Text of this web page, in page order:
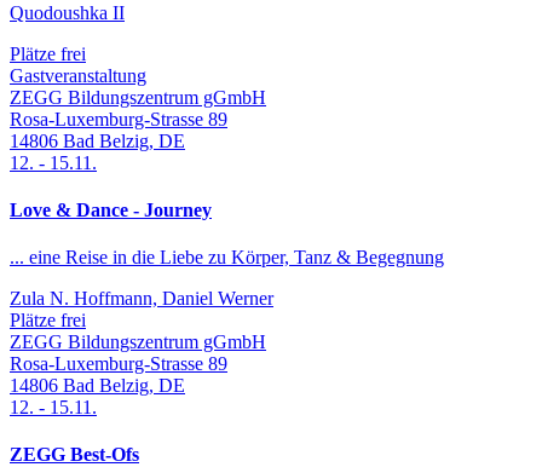
Quodoushka II
Plätze frei
Gastveranstaltung
ZEGG Bildungszentrum gGmbH
Rosa-Luxemburg-Strasse 89
14806 Bad Belzig, DE
12. - 15.11.
Love & Dance - Journey
... eine Reise in die Liebe zu Körper, Tanz & Begegnung
Zula N. Hoffmann, Daniel Werner
Plätze frei
ZEGG Bildungszentrum gGmbH
Rosa-Luxemburg-Strasse 89
14806 Bad Belzig, DE
12. - 15.11.
ZEGG Best-Ofs